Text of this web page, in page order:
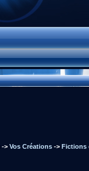
-> Vos Créations -> Fictions